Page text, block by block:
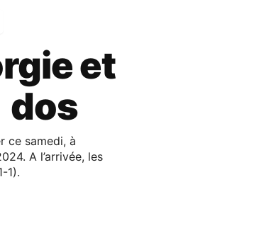
et
dos
ce samedi, à
A l’arrivée, les
1).